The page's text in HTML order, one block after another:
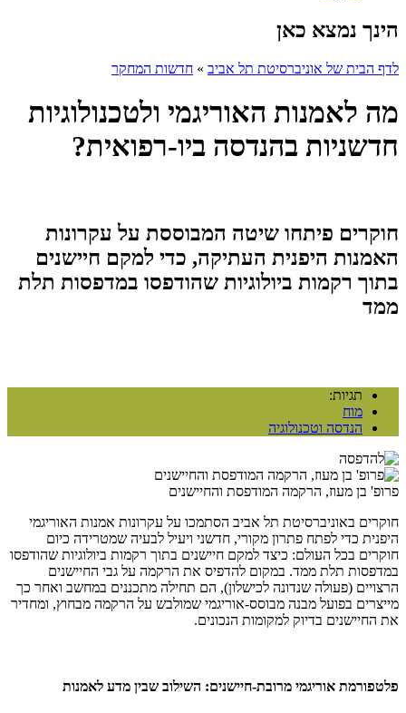
הינך נמצא כאן
לדף הבית של אוניברסיטת תל אביב » חדשות המחקר
מה לאמנות האוריגמי ולטכנולוגיות
חדשניות בהנדסה ביו-רפואית?
חוקרים פיתחו שיטה המבוססת על עקרונות
האמנות היפנית העתיקה, כדי למקם חיישנים
בתוך רקמות ביולוגיות שהודפסו במדפסות תלת
ממד
תגיות:
מוח
הנדסה וטכנולוגיה
פרופ' בן מעוז, הרקמה המודפסת והחיישנים
חוקרים באוניברסיטת תל אביב הסתמכו על עקרונות אמנות האוריגמי
היפנית כדי לפתח פתרון מקורי, חדשני ויעיל לבעיה שמטרידה כיום
חוקרים בכל העולם: כיצד למקם חיישנים בתוך רקמות ביולוגיות שהודפסו
במדפסות תלת ממד. במקום להדפיס את הרקמה על גבי החיישנים
הרצויים (פעולה שנדונה לכישלון), הם תחילה מתכננים במחשב ואחר כך
מייצרים בפועל מבנה מבוסס-אוריגמי שמולבש על הרקמה מבחוץ, ומחדיר
את החיישנים בדיוק למקומות הנכונים.
פלטפורמת אוריגמי מרובת-חיישנים: השילוב שבין מדע לאמנות